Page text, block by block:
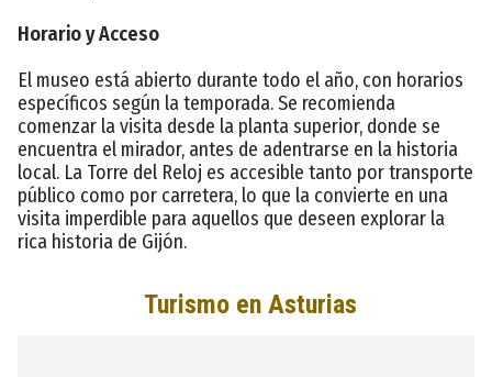
Horario y Acceso
El museo está abierto durante todo el año, con horarios
específicos según la temporada. Se recomienda
comenzar la visita desde la planta superior, donde se
encuentra el mirador, antes de adentrarse en la historia
local. La Torre del Reloj es accesible tanto por transporte
público como por carretera, lo que la convierte en una
visita imperdible para aquellos que deseen explorar la
rica historia de Gijón.